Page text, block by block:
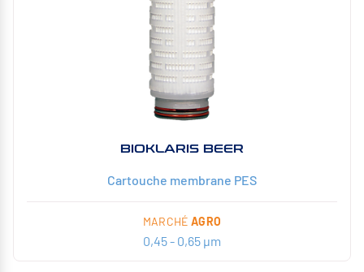
BIOKLARIS BEER
Cartouche membrane PES
MARCHÉ AGRO
0,45 - 0,65 µm